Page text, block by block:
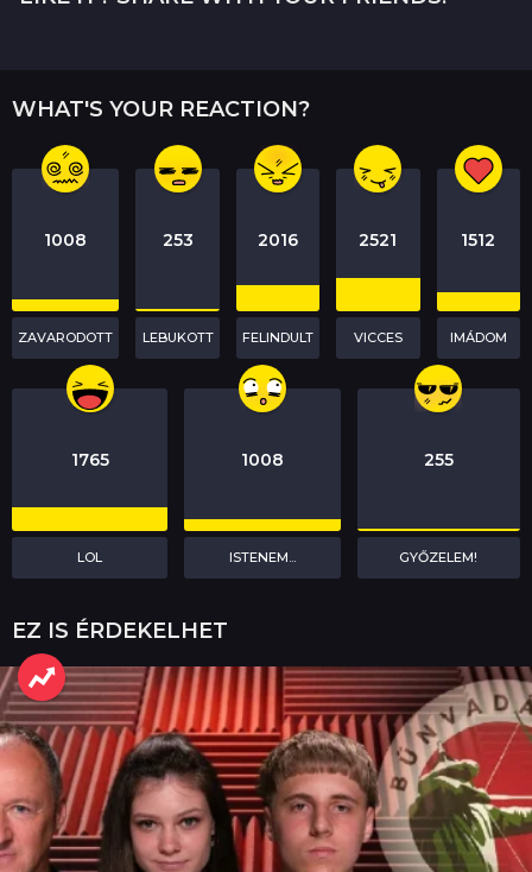
n
t
WHAT'S YOUR REACTION?
1008
ZAVARODOTT
253
LEBUKOTT
2016
FELINDULT
2521
VICCES
1512
IMÁDOM
1765
LOL
1008
ISTENEM...
255
GYŐZELEM!
EZ IS ÉRDEKELHET